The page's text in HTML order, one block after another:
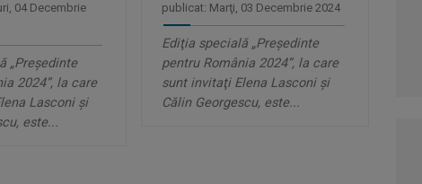
04 Decembrie
„Preşedinte
2024”, la care
Lasconi şi
este...
publicat: Marţi, 03 Decembrie 2024
Ediţia specială „Preşedinte
pentru România 2024”, la care
sunt invitaţi Elena Lasconi şi
Călin Georgescu, este...